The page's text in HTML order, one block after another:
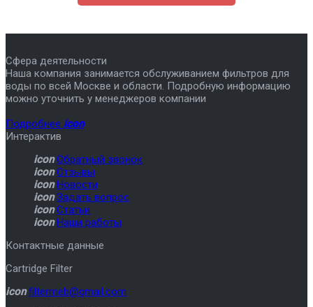
Сфера деятельности
Наша компания занимается обслуживанием фильтров для
воды по всей Москве и области. Подробную информацию
можно уточнить у менеджеров компании
Подробнее icon
Интерактив
icon Обратный звонок
icon Отзывы
icon Новости
icon Задать вопрос
icon Статьи
icon Наши работы
Контактные данные
Cartridge Filter
icon filtermeb@gmail.com